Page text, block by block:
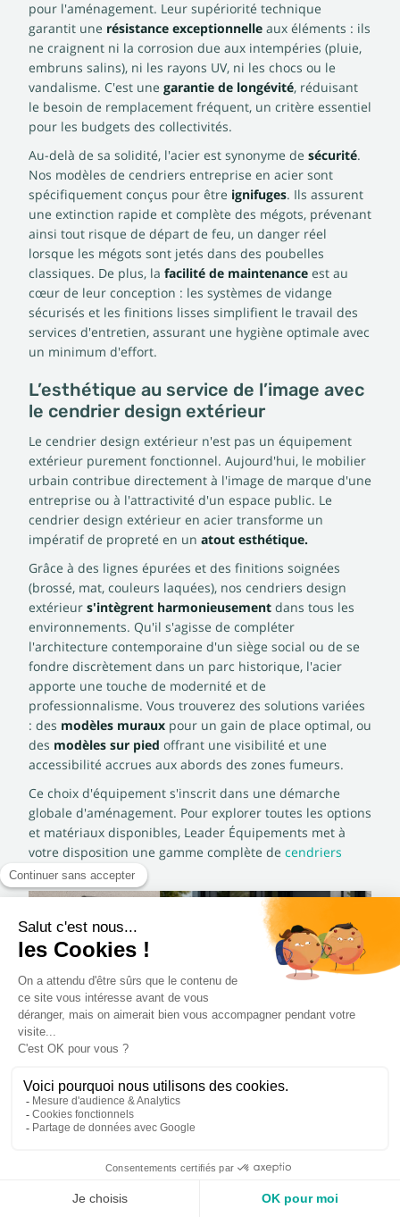
pour l'aménagement. Leur supériorité technique
garantit une résistance exceptionnelle aux éléments : ils
ne craignent ni la corrosion due aux intempéries (pluie,
embruns salins), ni les rayons UV, ni les chocs ou le
vandalisme. C'est une garantie de longévité, réduisant
le besoin de remplacement fréquent, un critère essentiel
pour les budgets des collectivités.
Au-delà de sa solidité, l'acier est synonyme de sécurité.
Nos modèles de cendriers entreprise en acier sont
spécifiquement conçus pour être ignifuges. Ils assurent
une extinction rapide et complète des mégots, prévenant
ainsi tout risque de départ de feu, un danger réel
lorsque les mégots sont jetés dans des poubelles
classiques. De plus, la facilité de maintenance est au
cœur de leur conception : les systèmes de vidange
sécurisés et les finitions lisses simplifient le travail des
services d'entretien, assurant une hygiène optimale avec
un minimum d'effort.
L’esthétique au service de l’image avec
le cendrier design extérieur
Le cendrier design extérieur n'est pas un équipement
extérieur purement fonctionnel. Aujourd'hui, le mobilier
urbain contribue directement à l'image de marque d'une
entreprise ou à l'attractivité d'un espace public. Le
cendrier design extérieur en acier transforme un
impératif de propreté en un atout esthétique.
Grâce à des lignes épurées et des finitions soignées
(brossé, mat, couleurs laquées), nos cendriers design
extérieur s'intègrent harmonieusement dans tous les
environnements. Qu'il s'agisse de compléter
l'architecture contemporaine d'un siège social ou de se
fondre discrètement dans un parc historique, l'acier
apporte une touche de modernité et de
professionnalisme. Vous trouverez des solutions variées
: des modèles muraux pour un gain de place optimal, ou
des modèles sur pied offrant une visibilité et une
accessibilité accrues aux abords des zones fumeurs.
Ce choix d'équipement s'inscrit dans une démarche
globale d'aménagement. Pour explorer toutes les options
et matériaux disponibles, Leader Équipements met à
votre disposition une gamme complète de cendriers
extérieurs .
Cendrier extérieur professionnel :
investir dans la durabilité et
l'accessibilité
Choisir un cendrier extérieur professionnel en acier,
l'image de votre site, garantit une propreté constante et
extérieurs. L'efficacité de la collecte associée à un